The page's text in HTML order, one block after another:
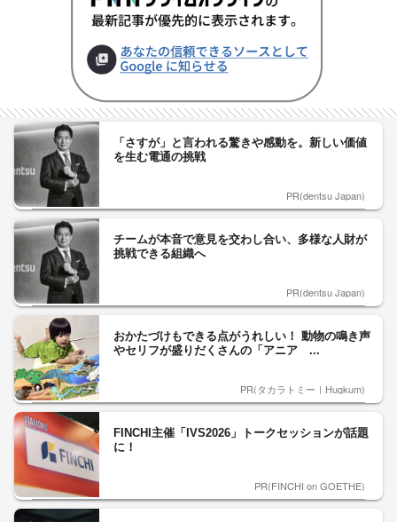
「さすが」と言われる驚きや感動を。新しい価値
を生む電通の挑戦
PR(dentsu Japan)
チームが本音で意見を交わし合い、多様な人財が
挑戦できる組織へ
PR(dentsu Japan)
おかたづけもできる点がうれしい！ 動物の鳴き声
やセリフが盛りだくさんの「アニア ...
PR(タカラトミー｜Hugkum)
FINCHI主催「IVS2026」トークセッションが話題
に！
PR(FINCHI on GOETHE)